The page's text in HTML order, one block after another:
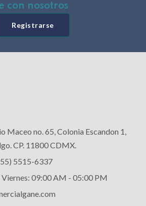
con nosotros
Registrarse
Maceo no. 65, Colonia Escandon 1,
CP. 11800 CDMX.
5515-6337
Viernes: 09:00 AM - 05:00 PM